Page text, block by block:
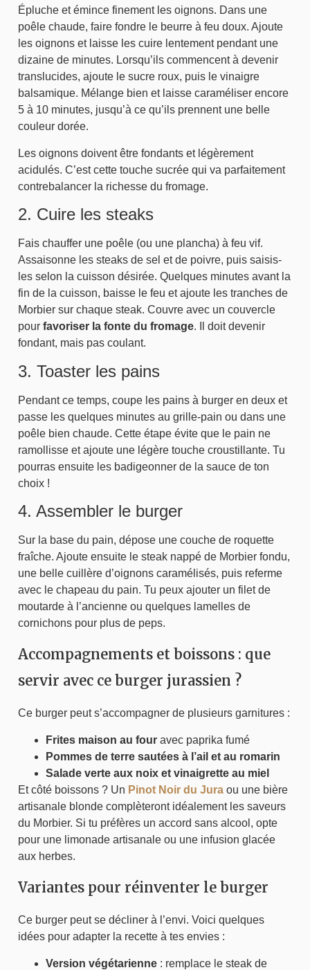
Épluche et émince finement les oignons. Dans une
poêle chaude, faire fondre le beurre à feu doux. Ajoute
les oignons et laisse les cuire lentement pendant une
dizaine de minutes. Lorsqu’ils commencent à devenir
translucides, ajoute le sucre roux, puis le vinaigre
balsamique. Mélange bien et laisse caraméliser encore
5 à 10 minutes, jusqu’à ce qu’ils prennent une belle
couleur dorée.
Les oignons doivent être fondants et légèrement
acidulés. C’est cette touche sucrée qui va parfaitement
contrebalancer la richesse du fromage.
2. Cuire les steaks
Fais chauffer une poêle (ou une plancha) à feu vif.
Assaisonne les steaks de sel et de poivre, puis saisis-
les selon la cuisson désirée. Quelques minutes avant la
fin de la cuisson, baisse le feu et ajoute les tranches de
Morbier sur chaque steak. Couvre avec un couvercle
pour favoriser la fonte du fromage. Il doit devenir
fondant, mais pas coulant.
3. Toaster les pains
Pendant ce temps, coupe les pains à burger en deux et
passe les quelques minutes au grille-pain ou dans une
poêle bien chaude. Cette étape évite que le pain ne
ramollisse et ajoute une légère touche croustillante. Tu
pourras ensuite les badigeonner de la sauce de ton
choix !
4. Assembler le burger
Sur la base du pain, dépose une couche de roquette
fraîche. Ajoute ensuite le steak nappé de Morbier fondu,
une belle cuillère d’oignons caramélisés, puis referme
avec le chapeau du pain. Tu peux ajouter un filet de
moutarde à l’ancienne ou quelques lamelles de
cornichons pour plus de peps.
Accompagnements et boissons : que
servir avec ce burger jurassien ?
Ce burger peut s’accompagner de plusieurs garnitures :
Frites maison au four avec paprika fumé
Pommes de terre sautées à l’ail et au romarin
Salade verte aux noix et vinaigrette au miel
Et côté boissons ? Un Pinot Noir du Jura ou une bière
artisanale blonde complèteront idéalement les saveurs
du Morbier. Si tu préfères un accord sans alcool, opte
pour une limonade artisanale ou une infusion glacée
aux herbes.
Variantes pour réinventer le burger
Ce burger peut se décliner à l’envi. Voici quelques
idées pour adapter la recette à tes envies :
Version végétarienne : remplace le steak de